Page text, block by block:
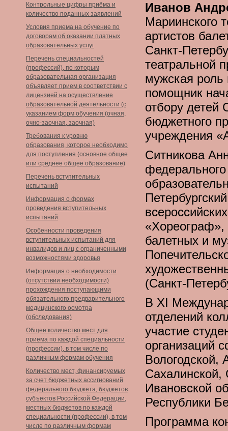
Контрольные цифры приёма и
количество поданных заявлений
Условия приема на обучение по
договорам об оказании платных
образовательных услуг
Перечень специальностей
(профессий), по которым
образовательная организация
объявляет прием в соответствии с
лицензией на осуществление
образовательной деятельности (с
указанием форм обучения (очная,
очно-заочная, заочная)
Требования к уровню
образования, которое необходимо
для поступления (основное общее
или среднее общее образование)
Перечень вступительных
испытаний
Информация о формах
проведения вступительных
испытаний
Особенности проведения
вступительных испытаний для
инвалидов и лиц с ограниченными
возможностями здоровья
Информация о необходимости
(отсутствии необходимости)
прохождения поступающими
обязательного предварительного
медицинского осмотра
(обследования)
Общее количество мест для
приема по каждой специальности
(профессии), в том числе по
различным формам обучения
Количество мест, финансируемых
за счет бюджетных ассигнований
федерального бюджета, бюджетов
субъектов Российской Федерации,
местных бюджетов по каждой
специальности (профессии), в том
числе по различным формам
Иванов
Мариинского
артистов
Санкт-
театральной
мужская роль
помощник
отбору детей
бюджетного
учреждения
Ситникова
федерального
балетных и
(Санкт-
В XI
отделений
участие
организаций
Вологодской,
Сахалинской,
Ивановской
Республики
Программа